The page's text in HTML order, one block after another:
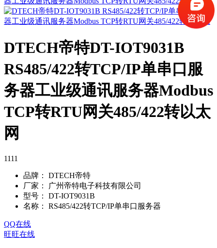
DTECH帝特DT-IOT9031B
RS485/422转TCP/IP单串口服
务器工业级通讯服务器Modbus
TCP转RTU网关485/422转以太
网
1111
品牌：
DTECH帝特
厂家：
广州帝特电子科技有限公司
型号：
DT-IOT9031B
名称：
RS485/422转TCP/IP单串口服务器
QQ在线
旺旺在线